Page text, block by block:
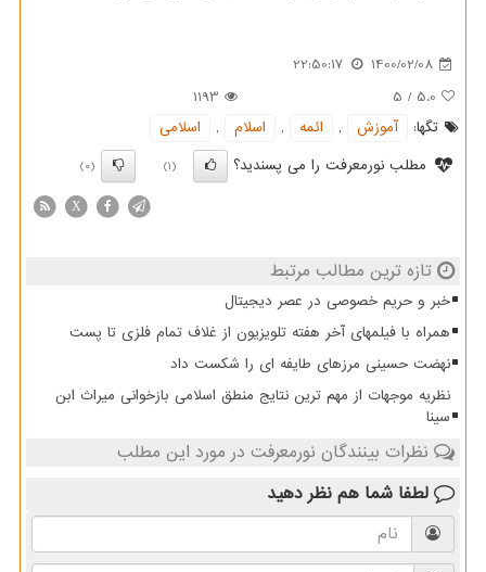
1400/02/08
22:50:17
5.0
/
5
1193
تگها:
آموزش , ائمه , اسلام ,
اسلامی
مطلب نورمعرفت را می پسندید؟
(1)
(0)
X
تازه ترین مطالب مرتبط
خبر و حریم خصوصی در عصر دیجیتال
همراه با فیلمهای آخر هفته تلویزیون از غلاف تمام فلزی تا پست
نهضت حسینی مرزهای طایفه ای را شکست داد
نظریه موجهات از مهم ترین نتایج منطق اسلامی بازخوانی میراث ابن
سینا
نظرات بینندگان نورمعرفت در مورد این مطلب
لطفا شما هم نظر دهید